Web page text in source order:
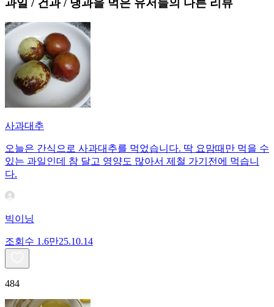
사과대추
오늘은 간식으로 사과대추를 먹었습니다. 딱 요맘때만 먹을 수
있는 과일인데 참 달고 영양도 많아서 제철 가기전에 먹습니
다.
빅이닝
조회수 1.6만25.10.14
484